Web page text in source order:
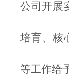
公司开展
培育、核
等工作给